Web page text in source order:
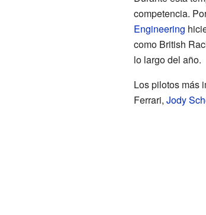
competencia.
Engineering
como British
lo largo del año.
Los pilotos más
Ferrari, Jody